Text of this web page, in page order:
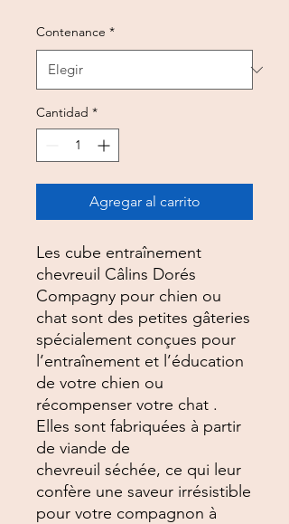
Contenance *
Cantidad *
Agregar al carrito
Les cube entraînement
chevreuil Câlins Dorés
Compagny pour chien ou
chat sont des petites gâteries
spécialement conçues pour
l’entraînement et l’éducation
de votre chien ou
récompenser votre chat .
Elles sont fabriquées à partir
de viande de
chevreuil séchée, ce qui leur
confère une saveur irrésistible
pour votre compagnon à